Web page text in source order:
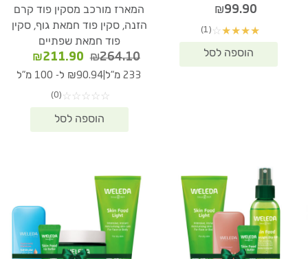
₪99.90
★
★
★
★
☆
(1)
המארז מורכב מסקין פוד קרם
הזנה, סקין פוד חמאת גוף, סקין
פוד חמאת שפתיים
₪264.10
המחיר
המקורי
₪264.10.
₪211.90
הנוכחי
233 מ"ל ₪90.94 ל- 100 מ"ל
☆
☆
☆
☆
☆
(0)